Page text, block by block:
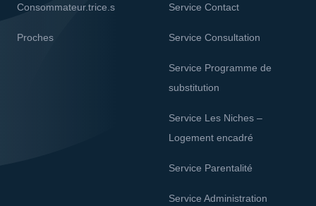
Consommateur.trice.s
Proches
Service Contact
Service Consultation
Service Programme de
substitution
Service Les Niches –
Logement encadré
Service Parentalité
Service Administration